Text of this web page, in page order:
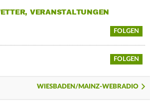
VERANSTALTUNGEN
FOLGEN
FOLGEN
WIESBADEN/MAINZ-WEBRADIO